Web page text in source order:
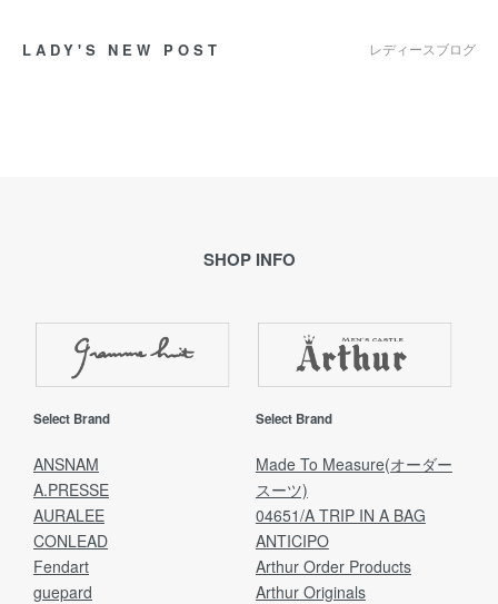
LADY'S NEW POST レディースブログ
SHOP INFO
Select Brand
ANSNAM
A.PRESSE
AURALEE
CONLEAD
Fendart
guepard
Select Brand
Made To Measure(オーダー
スーツ)
04651/A TRIP IN A BAG
ANTICIPO
Arthur Order Products
Arthur Originals